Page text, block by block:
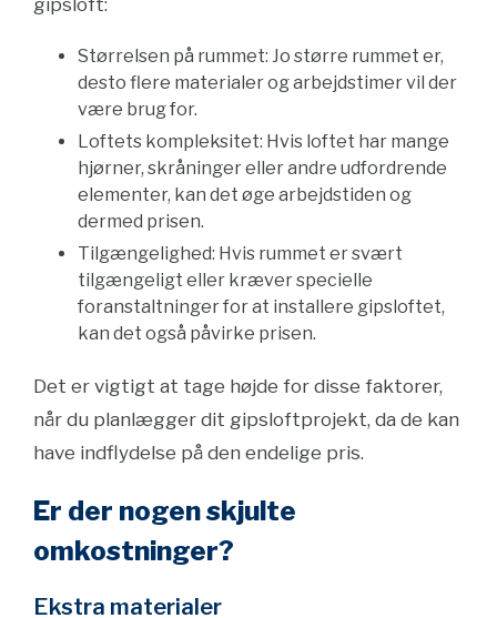
gipsloft:
Størrelsen på rummet: Jo større rummet er,
desto flere materialer og arbejdstimer vil der
være brug for.
Loftets kompleksitet: Hvis loftet har mange
hjørner, skråninger eller andre udfordrende
elementer, kan det øge arbejdstiden og
dermed prisen.
Tilgængelighed: Hvis rummet er svært
tilgængeligt eller kræver specielle
foranstaltninger for at installere gipsloftet,
kan det også påvirke prisen.
Det er vigtigt at tage højde for disse faktorer,
når du planlægger dit gipsloftprojekt, da de kan
have indflydelse på den endelige pris.
Er der nogen skjulte
omkostninger?
Ekstra materialer